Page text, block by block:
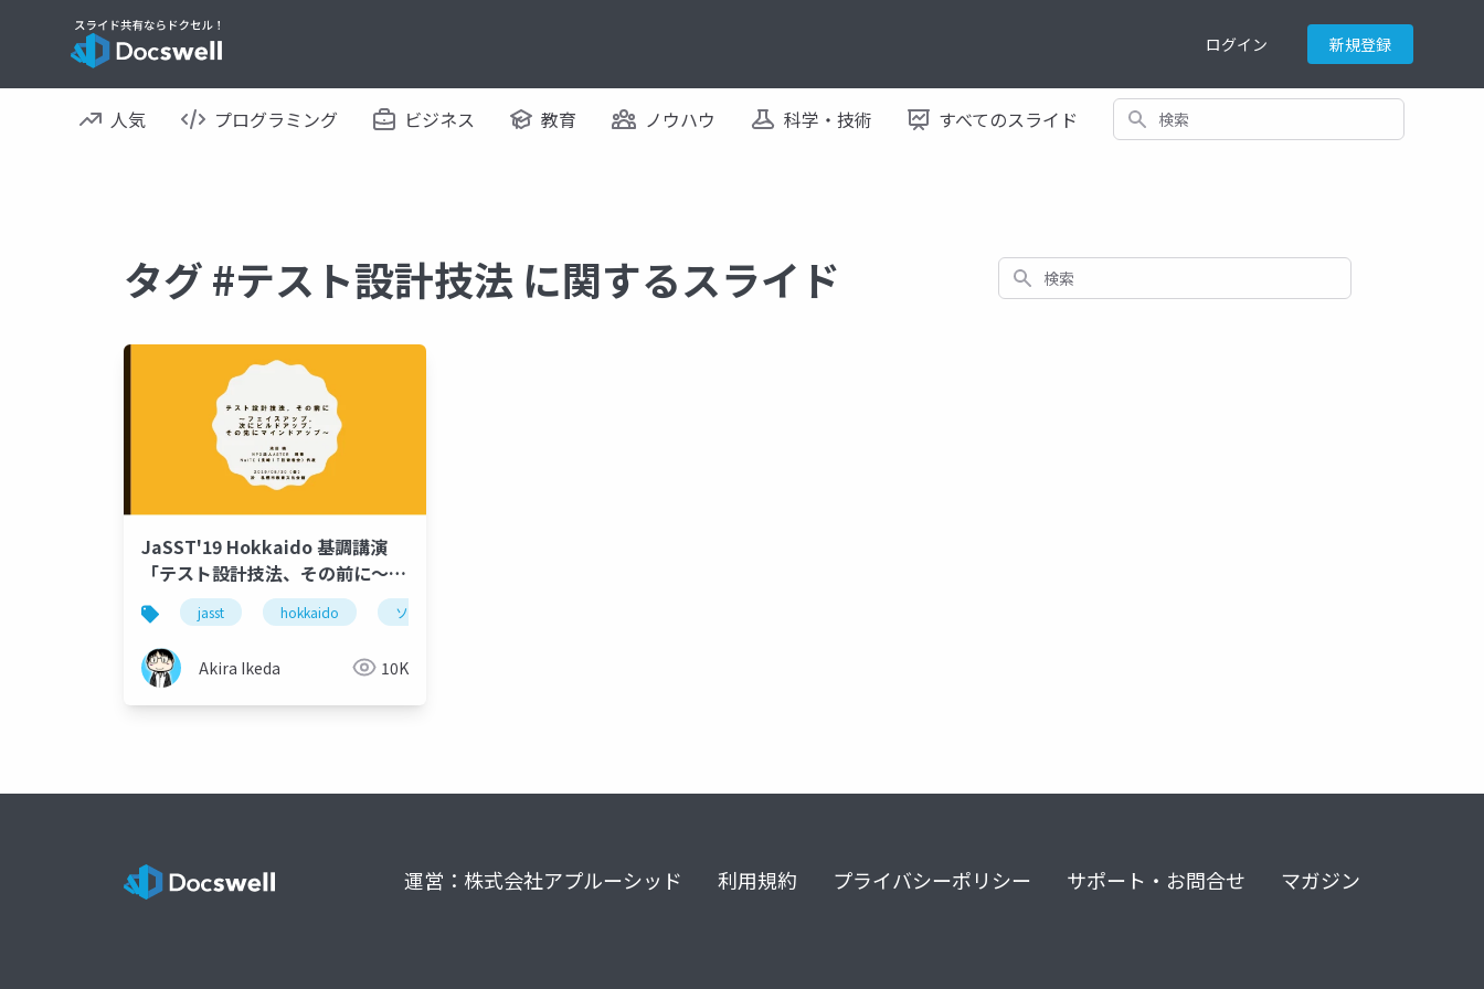
ログイン 新規登録
人気 プログラミング ビジネス 教育 ノウハウ 科学・技術 すべてのスライド 検索
タグ #テスト設計技法 に関するスライド 検索
JaSST'19 Hokkaido 基調講演
「テスト設計技法、その前に～フ
ェイスアップ、次にビルドアッ
プ、その先にマインドアップ～」
jasst hokkaido ソフトウェアテスト
Akira Ikeda 10K
運営：株式会社アプルーシッド 利用規約 プライバシーポリシー サポート・お問合せ マガジン